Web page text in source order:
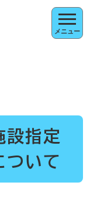
メニュー
設指定
ついて